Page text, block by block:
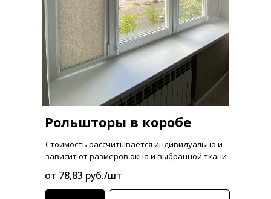
Рольшторы в коробе
от 78,83 руб./шт
Стоимость рассчитывается индивидуально и
зависит от размеров окна и выбранной ткани